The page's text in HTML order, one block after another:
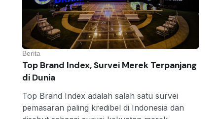
Berita
Top Brand Index, Survei Merek Terpanjang
di Dunia
Top Brand Index adalah salah satu survei
pemasaran paling kredibel di Indonesia dan